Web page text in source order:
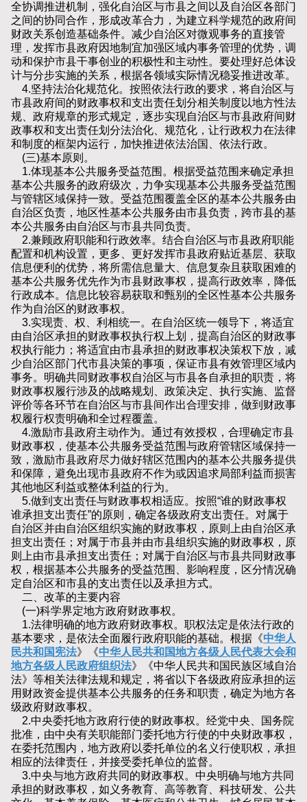
全协调推进机制，强化自治区与市县之间以及自治区各部门
之间的协同合作，形成改革合力，为建立科学规范的政府间
财政关系创造基础条件。减少自治区对微观事务的直接管
理，发挥市县政府因地制宜加强区域内事务管理的优势，调
动和保护市县干事创业的积极性和主动性。要处理好总体设
计与分步实施的关系，根据各领域实际情况稳妥推进改革。
4.坚持法治化规范化。按照依法行政的要求，将自治区与
市县政府间的财政事权和支出责任划分相关制度以地方性法
规、政府规章的形式规定，逐步实现自治区与市县政府间财
政事权和支出责任划分法治化、规范化，让行政权力在法律
和制度的框架内运行，加快推进依法治国、依法行政。
(三)基本原则。
1.体现基本公共服务受益范围。根据受益范围来确定承担
基本公共服务的政府级次，力争实现基本公共服务受益范围
与管辖区域保持一致。受益范围覆盖全区的基本公共服务由
自治区负责，地区性基本公共服务由市县负责，跨市县的基
本公共服务由自治区与市县共同负责。
2.兼顾政府职能和行政效率。结合自治区与市县政府职能
配置和机构设置，更多、更好发挥市县政府贴近基层、获取
信息便利的优势，将所需信息量大、信息复杂且获取困难的
基本公共服务优先作为市县财政事权，提高行政效率，降低
行政成本。信息比较容易获取和甄别的全区性基本公共服务
作为自治区的财政事权。
3.实现责、权、利相统一。在自治区统一领导下，将适宜
由自治区承担的财政事权执行权上划，提高自治区的财政事
权执行能力；将适宜由市县承担的财政事权决策权下放，减
少自治区部门代市县决策的事项，保证市县有效管理区域内
事务。明确共同财政事权自治区与市县各自承担的职责，将
财政事权履行涉及的战略规划、政策决定、执行实施、监督
评价等各环节在自治区与市县间作出合理安排，做到财政事
权履行权责明确和全过程覆盖。
4.激励市县政府主动作为。通过有效授权，合理确定市县
财政事权，使基本公共服务受益范围与政府管辖区域保持一
致，激励市县政府尽力做好辖区范围内的基本公共服务提供
和保障，避免出现市县政府不作为或因追求局部利益而损害
其他地区利益或整体利益的行为。
5.做到支出责任与财政事权相适应。按照“谁的财政事权
谁承担支出责任”的原则，确定各级政府支出责任。对属于
自治区并由自治区组织实施的财政事权，原则上由自治区承
担支出责任；对属于市县并由市县组织实施的财政事权，原
则上由市县承担支出责任；对属于自治区与市县共同财政事
权，根据基本公共服务的受益范围、影响程度，区分情况确
定自治区和市县的支出责任以及承担方式。
二、改革的主要内容
(一)科学界定地方政府财政事权。
1.法律明确的地方政府财政事权。职权法定是依法行政的
基本要求，是依法全面履行政府职能的基础。根据《中华人
民共和国宪法》《中华人民共和国地方各级人民代表大会和
地方各级人民政府组织法》《中华人民共和国民族区域自治
法》等相关法律法规和规定，将省以下各级政府应承担的运
用财政资金提供基本公共服务的任务和职责，确定为地方各
级政府财政事权。
2.中央委托地方政府行使的财政事权。经党中央、国务院
批准，由中央有关职能部门委托地方行使的中央财政事权，
在委托范围内，地方政府以委托单位的名义行使职权，承担
相应的法律责任，并接受委托单位的监督。
3.中央与地方政府共同的财政事权。中央明确与地方共同
承担的财政事权，如义务教育、高等教育、科技研发、公共